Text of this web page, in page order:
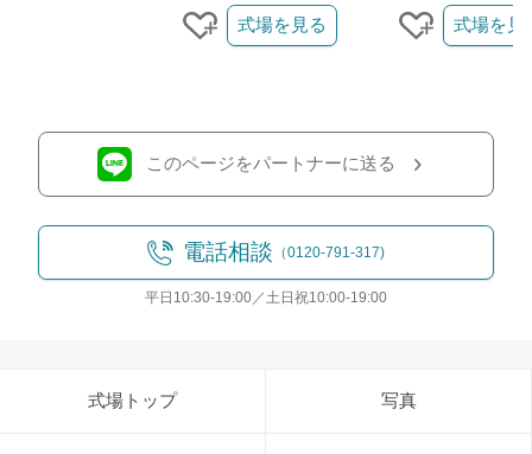
クリップする
式場を見る
クリップす
式場を見
このページをパートナーに送る
電話相談 （0120-791-317)
平日10:30-19:00／土日祝10:00-19:00
式場トップ 写真